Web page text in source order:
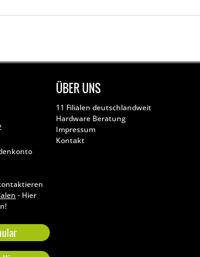
- Hier
ÜBER UNS
11 Filialen deutschlandweit
Hardware Beratung
Impressum
Kontakt